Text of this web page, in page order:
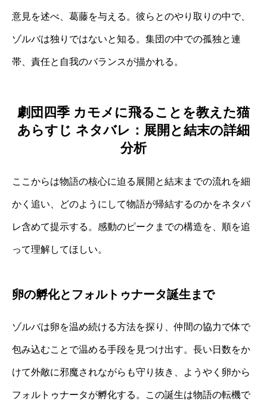
意見を述べ、葛藤を与える。彼らとのやり取りの中で、
ゾルバは独りではないと知る。集団の中での孤独と連
帯、責任と自我のバランスが描かれる。
劇団四季 カモメに飛ることを教えた猫
あらすじ ネタバレ：展開と結末の詳細
分析
ここからは物語の核心に迫る展開と結末までの流れを細
かく追い、どのようにして物語が帰結するのかをネタバ
レ含めて提示する。感動のピークまでの構造を、順を追
って理解してほしい。
卵の孵化とフォルトゥナータ誕生まで
ゾルバは卵を温め続ける方法を探り、仲間の協力で体で
包み込むことで温める手段を見つけ出す。長い日数をか
けて外敵に邪魔されながらも守り抜き、ようやく卵から
フォルトゥナータが孵化する。この誕生は物語の転機で